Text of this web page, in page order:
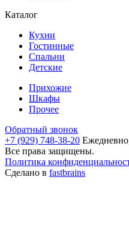
Каталог
Кухни
Гостинные
Спальни
Детские
Прихожие
Шкафы
Прочее
Обратный звонок
+7 (929) 748-38-20
Все права защищены.
Политика
Сделано в fastbrains